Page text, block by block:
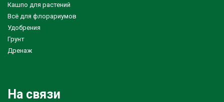
Кашпо для растений
Всё для флорариумов
Удобрения
Грунт
Дренаж
На связи